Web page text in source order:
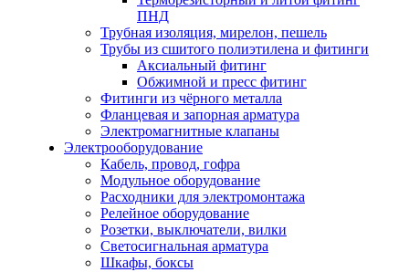
ПНД
Трубная изоляция, мирелон, пешель
Трубы из сшитого полиэтилена и фитинги
Аксиальный фитинг
Обжимной и пресс фитинг
Фитинги из чёрного металла
Фланцевая и запорная арматура
Электромагнитные клапаны
Электрооборудование
Кабель, провод, гофра
Модульное оборудование
Расходники для электромонтажа
Релейное оборудование
Розетки, выключатели, вилки
Светосигнальная арматура
Шкафы, боксы